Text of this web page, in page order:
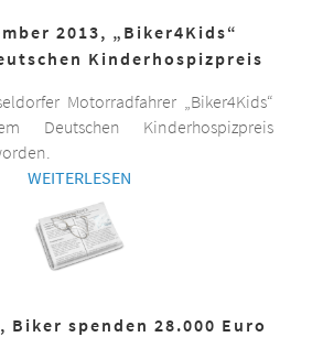
2013, „Biker4Kids“
Kinderhospizpreis
Motorradfahrer „Biker4Kids“
Kinderhospizpreis
WEITERLESEN
Biker spenden 28.000 Euro